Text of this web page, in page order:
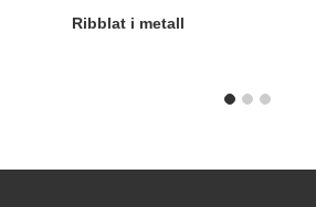
Ribblat i metall